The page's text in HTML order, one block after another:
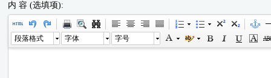
内 容 (选填项):
段落格式 字体 字号